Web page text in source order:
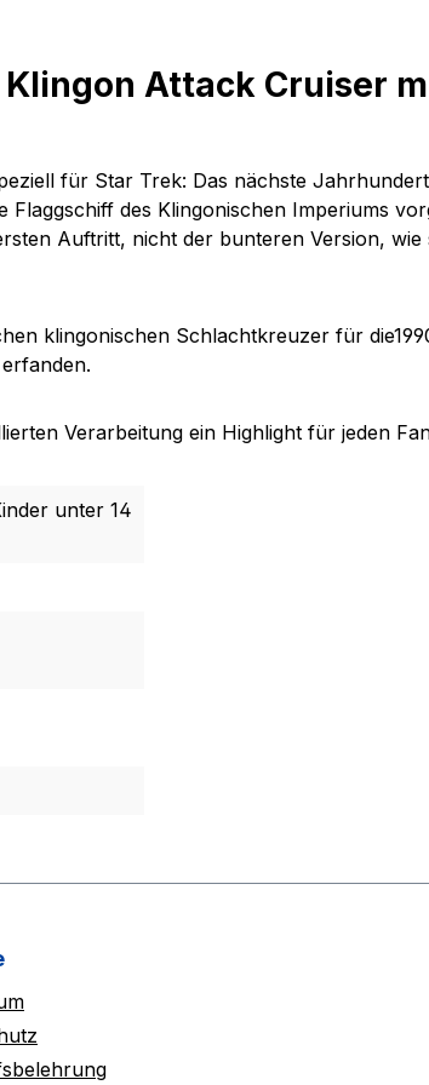
Attack Cruiser
für Star Trek: Das nächste
des Klingonischen Imperiums
Auftritt, nicht der bunteren Version,
klingonischen Schlachtkreuzer für
Verarbeitung ein Highlight für jeden
unter 14